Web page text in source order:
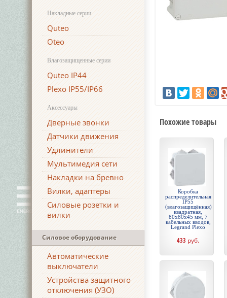
Накладные серии
Quteo
Oteo
Влагозащищенные серии
Quteo IP44
Plexo IP55/IP66
Аксессуары
Дверные звонки
Датчики движения
Удлинители
Мультимедия сети
Накладки на бревно
Вилки, адаптеры
Силовые розетки и
вилки
Силовое оборудование
Автоматические
выключатели
Устройства защитного
отключения (УЗО)
Похожие товары
Коробка
распределительная
IP55
(влагозащищённая)
квадратная,
80х80х45 мм, 7
кабельных вводов,
Legrand Plexo
433 руб.